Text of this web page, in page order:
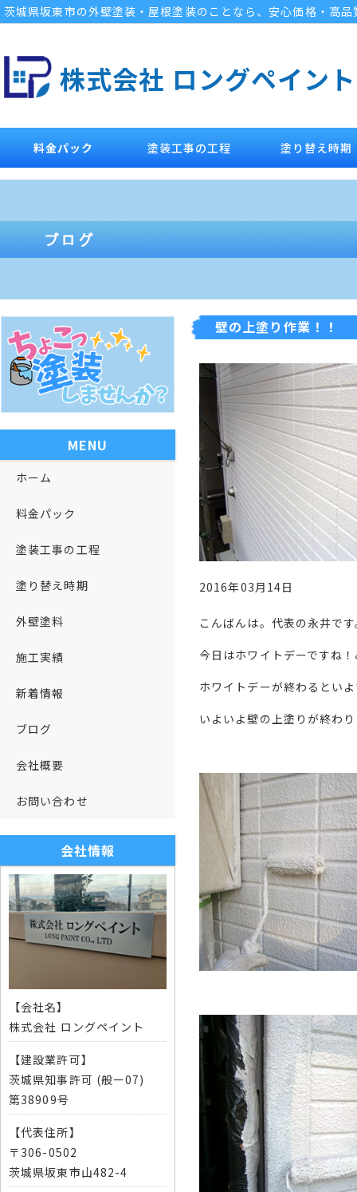
茨城県坂東市の外壁塗装・屋根塗装のことなら、安心価格・高
株式会社 ロングペイント
料金パック 塗装工事の工程 塗り替え時期
壁の上塗り作業！！
2016年03月14日
こんばんは。代表の永井で
今日はホワイトデーですね
ホワイトデーが終わるとい
いよいよ壁の上塗りが終わ
MENU
ホーム
料金パック
塗装工事の工程
塗り替え時期
外壁塗料
施工実績
新着情報
ブログ
会社概要
お問い合わせ
会社情報
【会社名】
株式会社 ロングペイント
【建設業許可】
茨城県知事許可 (般ー07)
第38909号
【代表住所】
〒306-0502
茨城県坂東市山482-4